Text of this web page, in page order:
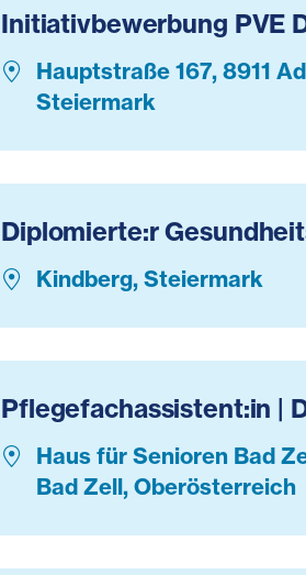
Initiativbewerbung PVE
Hauptstraße 167, 8911
Steiermark
Diplomierte:r
Kindberg, Steiermark
Pflegefachassistent:in |
Haus für Senioren Bad
Bad Zell, Oberösterreich